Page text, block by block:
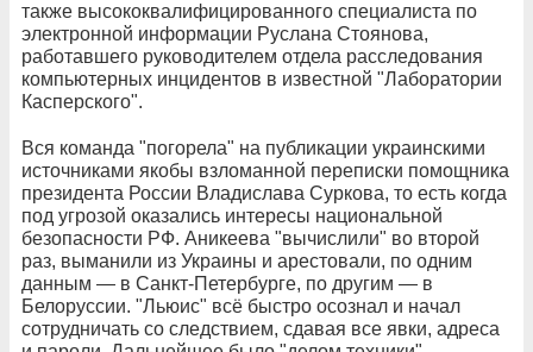
также высококвалифицированного специалиста по
электронной информации Руслана Стоянова,
работавшего руководителем отдела расследования
компьютерных инцидентов в известной "Лаборатории
Касперского".
Вся команда "погорела" на публикации украинскими
источниками якобы взломанной переписки помощника
президента России Владислава Суркова, то есть когда
под угрозой оказались интересы национальной
безопасности РФ. Аникеева "вычислили" во второй
раз, выманили из Украины и арестовали, по одним
данным — в Санкт-Петербурге, по другим — в
Белоруссии. "Льюис" всё быстро осознал и начал
сотрудничать со следствием, сдавая все явки, адреса